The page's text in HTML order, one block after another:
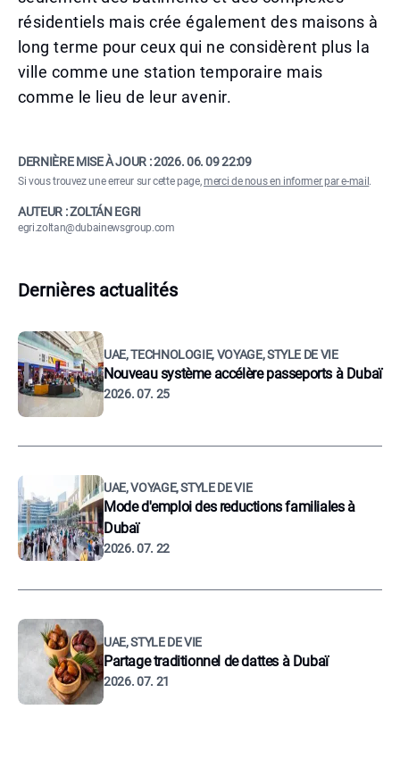
résidentiels mais crée également des maisons à
long terme pour ceux qui ne considèrent plus la
ville comme une station temporaire mais
comme le lieu de leur avenir.
DERNIÈRE MISE À JOUR :2026. 06. 09 22:09
Si vous trouvez une erreur sur cette page,merci de nous en informer par e-mail .
AUTEUR : ZOLTÁN EGRI
egri.zoltan@dubainewsgroup.com
Dernières actualités
UAE, TECHNOLOGIE, VOYAGE, STYLE DE VIE
Nouveau système accélère passeports à Dubaï
2026. 07. 25
UAE, VOYAGE, STYLE DE VIE
Mode d'emploi des reductions familiales à
Dubaï
2026. 07. 22
UAE, STYLE DE VIE
Partage traditionnel de dattes à Dubaï
2026. 07. 21